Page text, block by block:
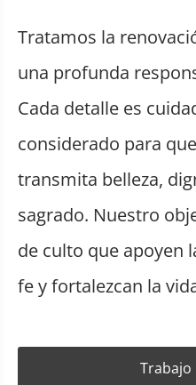
Tratamos la
una profunda
Cada detalle es
considerado para
transmita belleza,
sagrado. Nuestro
de culto que apoyen
fe y fortalezcan la
Trabajo